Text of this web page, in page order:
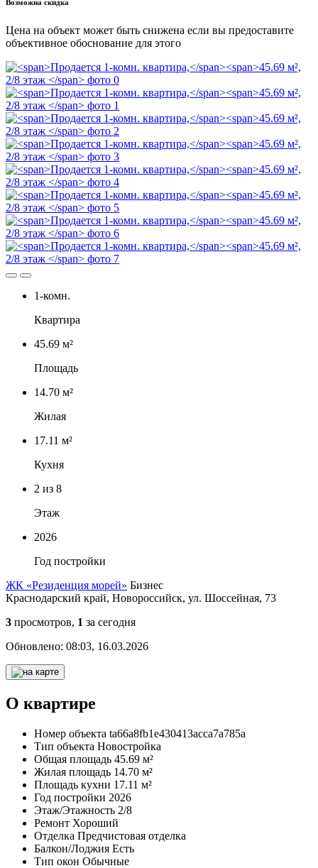
Возможна скидка
Цена на объект может быть снижена если вы предоставите
объективное обоснование для этого
1-комн.
Квартира
45.69 м²
Площадь
14.70 м²
Жилая
17.11 м²
Кухня
2 из 8
Этаж
2026
Год постройки
ЖК «Резиденция морей» Бизнес
Краснодарский край, Новороссийск, ул. Шоссейная, 73
3 просмотров, 1 за сегодня
Обновлено: 08:03, 16.03.2026
О квартире
Номер объекта ta66a8fb1e430413acca7a785a
Тип объекта Новостройка
Общая площадь 45.69 м²
Жилая площадь 14.70 м²
Площадь кухни 17.11 м²
Год постройки 2026
Этаж/Этажность 2/8
Ремонт Хороший
Отделка Предчистовая отделка
Балкон/Лоджия Есть
Тип окон Обычные